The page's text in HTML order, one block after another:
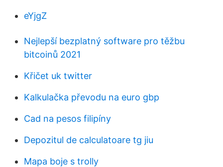
eYjgZ
Nejlepší bezplatný software pro těžbu
bitcoinů 2021
Křičet uk twitter
Kalkulačka převodu na euro gbp
Cad na pesos filipíny
Depozitul de calculatoare tg jiu
Mapa boje s trolly